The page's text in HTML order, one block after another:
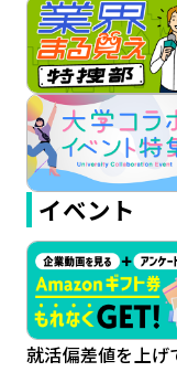
イベント
就活偏差値を上げ